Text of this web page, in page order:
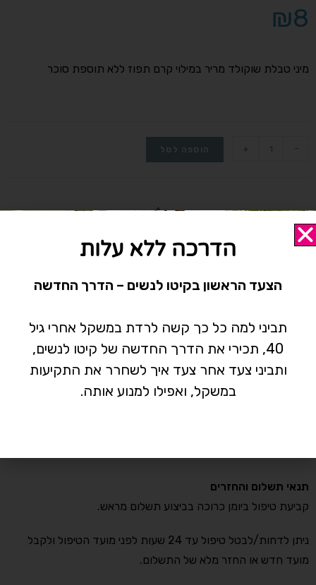
₪8
מיני טבלת שוקולד מריר במילוי קרם תפוז ללא תוספת סוכר
-
+ הוספה לסל
מיקום
רעננה.
שעות פעילות
הקליניקה פעילה בימים ראשון-חמישי בין השעות 8:00-14:30
וביום שישי בין השעות 8:00-14:00
אותיות קטנות אבל חשובות
תנאי תשלום והחזרים
קביעת טיפול ביומן כרוכה בביצוע תשלום מראש.
ניתן לדחות/לבטל טיפול עד 24 שעות לפני מועד הטיפול ולקבל
מועד חדש או החזר מלא של התשלום.
הדרכה ללא עלות
הצעד הראשון בקיטו לנשים – הדרך החדשה
תביני למה כל כך קשה לרדת במשקל אחרי גיל
40, תכירי את הדרך החדשה של קיטו לנשים,
ותביני צעד אחר צעד איך לשחרר את התקיעות
במשקל, ואפילו למנוע אותה.